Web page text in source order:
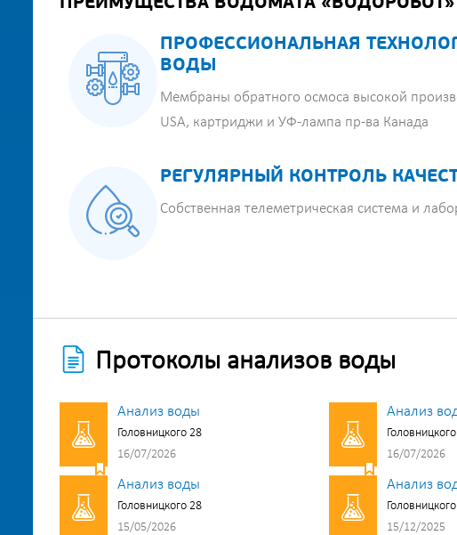
ПРЕИМУЩЕСТВА ВОДОМАТА «ВОДОРОБОТ»
ПРОФЕССИОНАЛЬНАЯ
ВОДЫ
Мембраны обратного осмоса высокой
USA, картриджи и УФ-лампа пр-ва Канада
РЕГУЛЯРНЫЙ КОНТРОЛЬ
Собственная телеметрическая система и
Протоколы анализов воды
Анализ воды
Головницкого 28
16/07/2026
Анализ
16/07/2026
Анализ воды
Головницкого 28
15/05/2026
Анализ
15/12/2025